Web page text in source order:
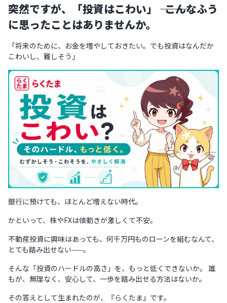
突然ですが、「投資はこわい」 ――― こんなふう
に思ったことはありませんか。
「将来のために、お金を増やしておきたい。でも投資はなんだか
こわいし、難しそう」
銀行に預けても、ほとんど増えない時代。
かといって、株やFXは値動きが激しくて不安。
不動産投資に興味はあっても、何千万円ものローンを組むなんて、
とても踏み出せない——。
そんな「投資のハードルの高さ」を、もっと低くできないか。 誰
もが、無理なく、安心して、一歩を踏み出せる方法はないか。
その答えとして生まれたのが、『らくたま』です。